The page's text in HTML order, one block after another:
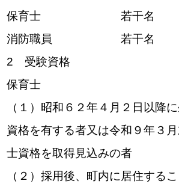
保育士 若干名
消防職員 若干名
2 受験資格
保育士
（１）昭和６２年４月２日以降
資格を有する者又は令和９年３
士資格を取得見込みの者
（２）採用後、町内に居住する